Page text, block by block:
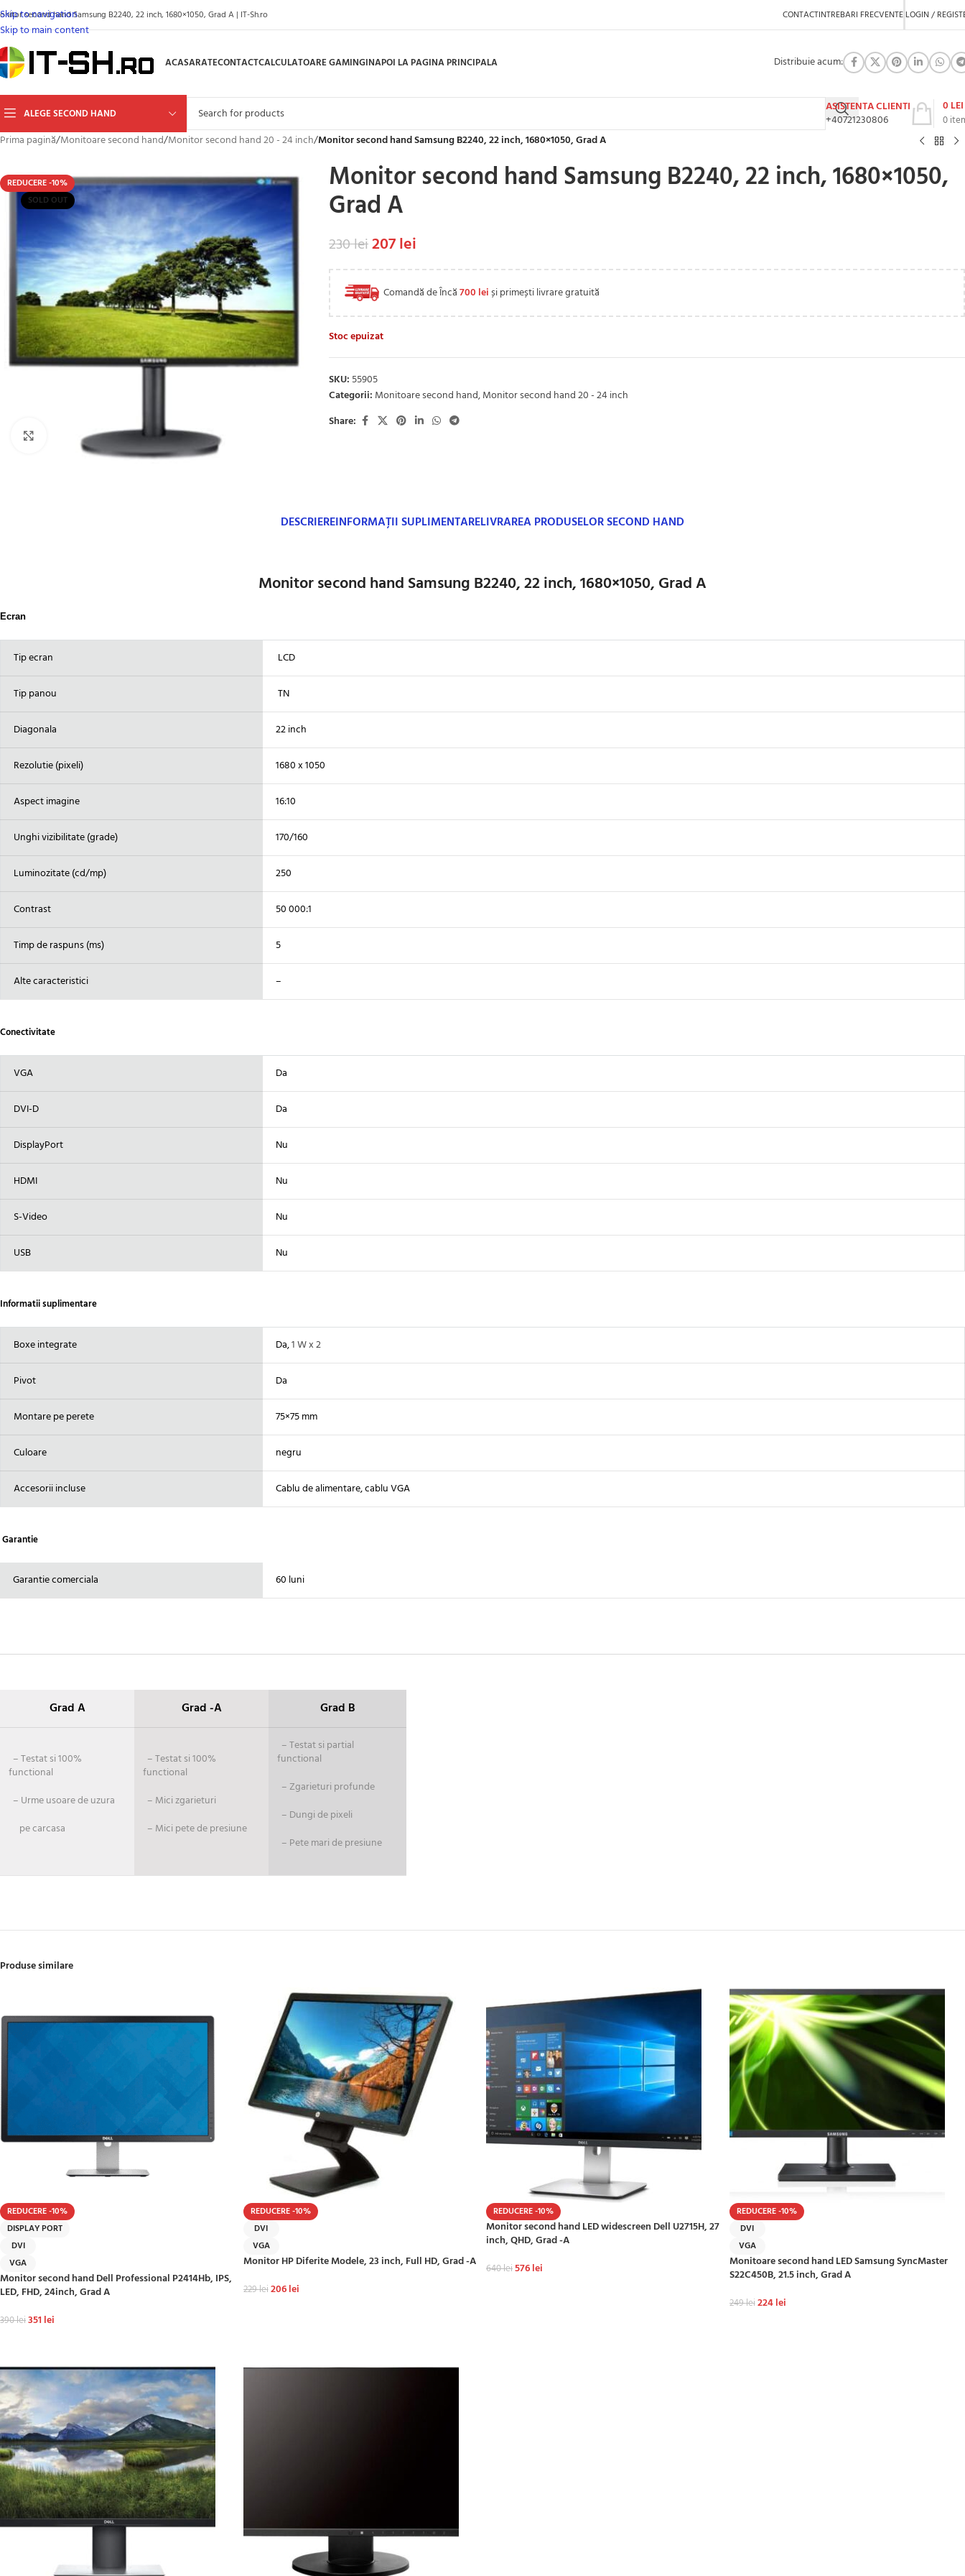
Skip to navigation
Skip to main content
second hand Samsung B2240, 22 inch, 1680×1050, Grad A | IT-Sh.ro CONTACTINTREBARI FRECVENTE LOGIN /
ACASARATECONTACTCALCULATOARE GAMINGINAPOI LA PAGINA PRINCIPALA Distribuie acum:
ALEGE SECOND HAND
ASISTENTA CLIENTI
+40721230806
0
0 LEI
Prima pagină/Monitoare second hand/Monitor second hand 20 - 24 inch/Monitor second hand Samsung B2240, 22 inch, 1680×1050, Grad A
REDUCERE -10%
SOLD OUT
Click to enlarge
Monitor second hand Samsung B2240, 22 inch, 1680×1050,
Grad A
230lei207lei
Comandă de Încă700 leiși primești livrare gratuită
Stoc epuizat
SKU: 55905
Categorii: Monitoare second hand,Monitor second hand 20 - 24 inch
Share:
DESCRIEREINFORMAȚII SUPLIMENTARELIVRAREA PRODUSELOR SECOND HAND
Monitor second hand Samsung B2240, 22 inch, 1680×1050, Grad A
Ecran
Tip ecran LCD
Tip panou TN
Diagonala 22 inch
Rezolutie (pixeli) 1680 x 1050
Aspect imagine 16:10
Unghi vizibilitate (grade) 170/160
Luminozitate (cd/mp) 250
Contrast 50 000:1
Timp de raspuns (ms) 5
Alte caracteristici –
Conectivitate
VGA Da
DVI-D Da
DisplayPort Nu
HDMI Nu
S-Video Nu
USB Nu
Informatii suplimentare
Boxe integrate Da,1 W x 2
Pivot Da
Montare pe perete 75×75 mm
Culoare negru
Accesorii incluse Cablu de alimentare, cablu VGA
Garantie
Garantie comerciala 60 luni
Grad A Grad -A Grad B
– Testat si 100%
functional
– Urme usoare de uzura
pe carcasa
– Testat si 100%
functional
– Mici zgarieturi
– Mici pete de presiune
– Testat si partial
functional
– Zgarieturi profunde
– Dungi de pixeli
– Pete mari de presiune
Produse similare
REDUCERE -10%
DISPLAY PORT
DVI
VGA
Monitor second hand Dell Professional P2414Hb, IPS,
LED, FHD, 24inch, Grad A
390lei351 lei
REDUCERE -10%
DVI
VGA
Monitor HP Diferite Modele, 23 inch, Full HD, Grad -A
229lei206lei
REDUCERE -10%
Monitor second hand LED widescreen Dell U2715H, 27
inch, QHD, Grad -A
640lei576lei
REDUCERE -10%
DVI
VGA
Monitoare second hand LED Samsung SyncMaster
S22C450B, 21.5 inch, Grad A
249lei224lei